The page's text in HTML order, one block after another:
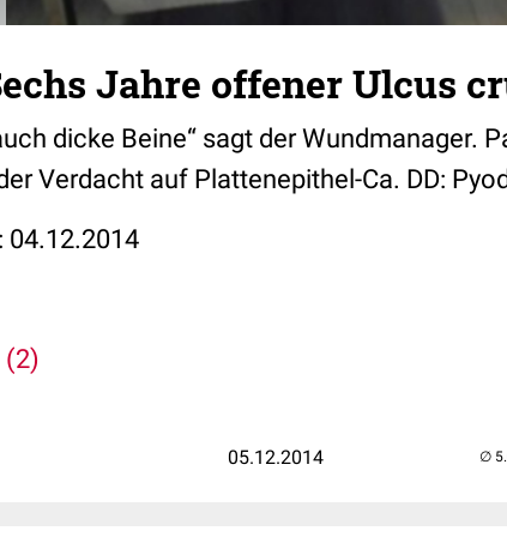
Jahre offener Ulcus
dicke Beine“ sagt der Wundmanager.
Verdacht auf Plattenepithel-Ca. DD:
04.12.2014
05.12.2014